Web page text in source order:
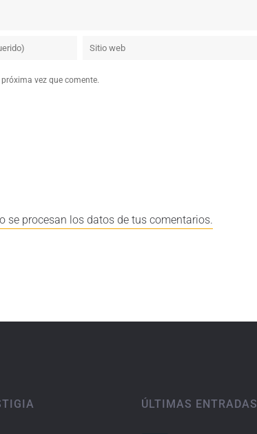
vez que comente.
se procesan los datos de tus comentarios.
ÚLTIMAS ENTRADAS